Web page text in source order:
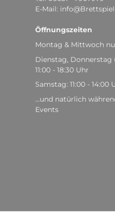
E-Mail:
Öffnungszeiten
Montag & Mittwoch
Dienstag, Donnerstag
11:00 - 18:30 Uhr
Samstag: 11:00 - 14:00
...und natürlich
Events